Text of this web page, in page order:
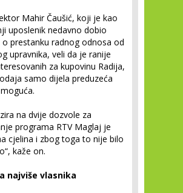
Mahir Čaušić, koji je kao
uposlenik nedavno dobio
prestanku radnog odnosa od
upravnika, veli da je ranije
za kupovinu Radija,
samo dijela preduzeća
na dvije dozvole za
programa RTV Maglaj je
cjelina i zbog toga to nije bilo
kaže on.
najviše vlasnika